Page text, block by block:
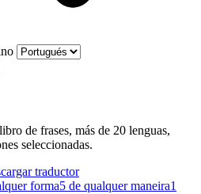
de frases, más de 20 lenguas,
seleccionadas.
forma5 de qualquer maneira1